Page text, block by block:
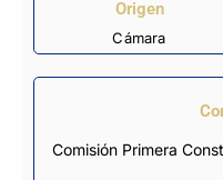
Origen
Cámara
Comisión Primera